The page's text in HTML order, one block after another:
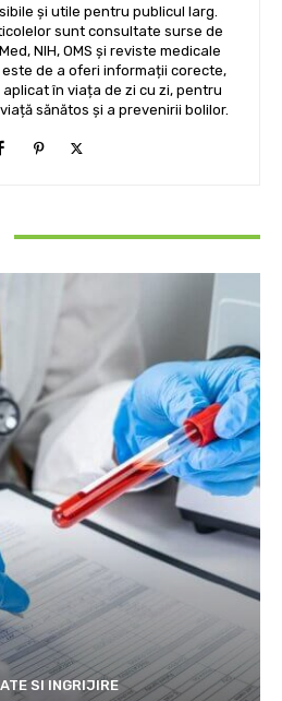
și utile pentru publicul larg.
sunt consultate surse de
NIH, OMS și reviste medicale
de a oferi informații corecte,
în viața de zi cu zi, pentru
sănătos și a prevenirii bolilor.
SI INGRIJIRE